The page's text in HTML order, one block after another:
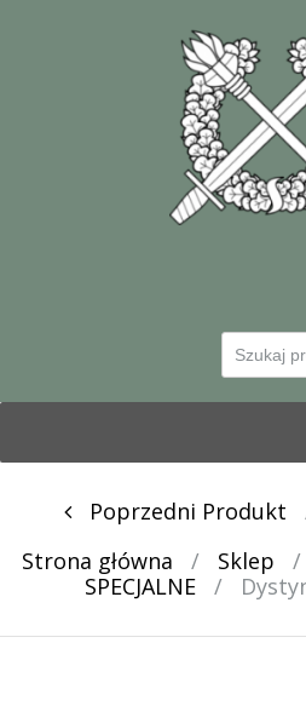
content
Post
Poprzedni Produkt
Strona główna
/ Sklep /
SPECJALNE
/